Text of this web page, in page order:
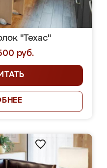
"Техас"
руб.